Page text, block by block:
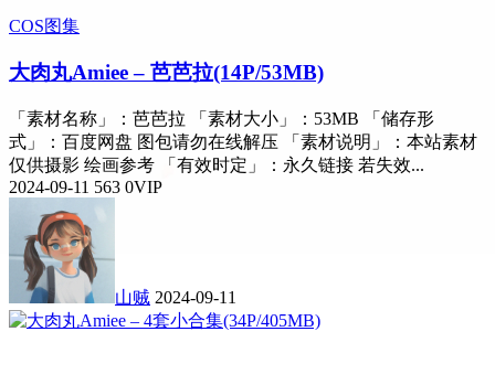
COS图集
大肉丸Amiee – 芭芭拉(14P/53MB)
「素材名称」：芭芭拉 「素材大小」：53MB 「储存形
式」：百度网盘 图包请勿在线解压 「素材说明」：本站素材
仅供摄影 绘画参考 「有效时定」：永久链接 若失效...
2024-09-11 563 0VIP
山贼 2024-09-11